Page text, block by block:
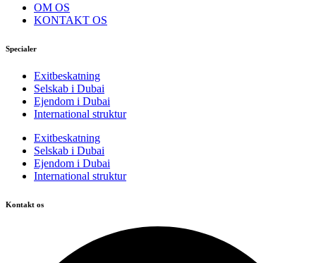
OM OS
KONTAKT OS
Specialer
Exitbeskatning
Selskab i Dubai
Ejendom i Dubai
International struktur
Exitbeskatning
Selskab i Dubai
Ejendom i Dubai
International struktur
Kontakt os